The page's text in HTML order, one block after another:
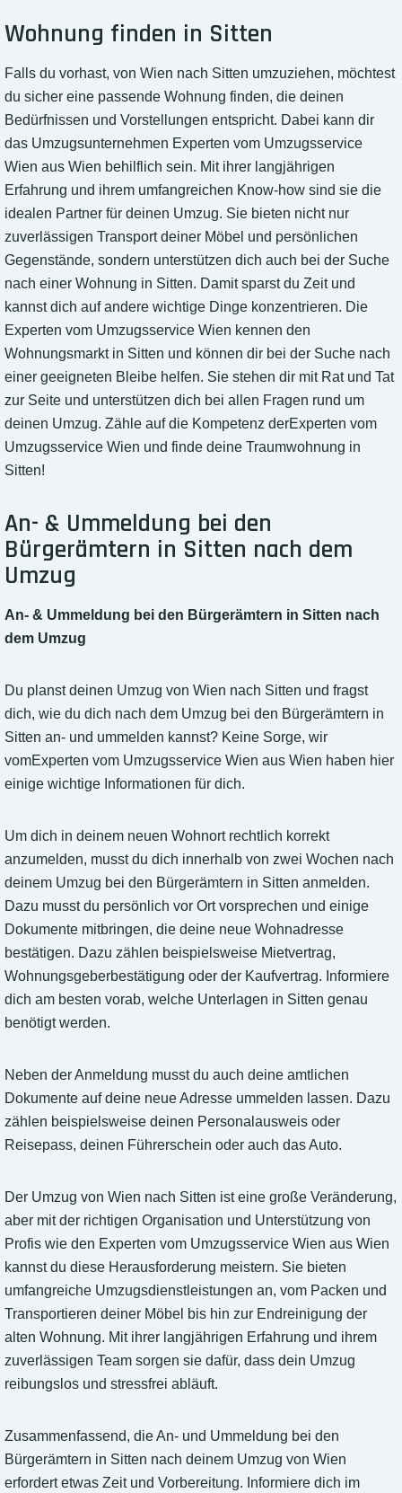
Wohnung finden in Sitten
Falls du vorhast, von Wien nach Sitten umzuziehen, möchtest
du sicher eine passende Wohnung finden, die deinen
Bedürfnissen und Vorstellungen entspricht. Dabei kann dir
das Umzugsunternehmen Experten vom Umzugsservice
Wien aus Wien behilflich sein. Mit ihrer langjährigen
Erfahrung und ihrem umfangreichen Know-how sind sie die
idealen Partner für deinen Umzug. Sie bieten nicht nur
zuverlässigen Transport deiner Möbel und persönlichen
Gegenstände, sondern unterstützen dich auch bei der Suche
nach einer Wohnung in Sitten. Damit sparst du Zeit und
kannst dich auf andere wichtige Dinge konzentrieren. Die
Experten vom Umzugsservice Wien kennen den
Wohnungsmarkt in Sitten und können dir bei der Suche nach
einer geeigneten Bleibe helfen. Sie stehen dir mit Rat und Tat
zur Seite und unterstützen dich bei allen Fragen rund um
deinen Umzug. Zähle auf die Kompetenz derExperten vom
Umzugsservice Wien und finde deine Traumwohnung in
Sitten!
An- & Ummeldung bei den
Bürgerämtern in Sitten nach dem
Umzug
An- & Ummeldung bei den Bürgerämtern in Sitten nach
dem Umzug
Du planst deinen Umzug von Wien nach Sitten und fragst
dich, wie du dich nach dem Umzug bei den Bürgerämtern in
Sitten an- und ummelden kannst? Keine Sorge, wir
vomExperten vom Umzugsservice Wien aus Wien haben hier
einige wichtige Informationen für dich.
Um dich in deinem neuen Wohnort rechtlich korrekt
anzumelden, musst du dich innerhalb von zwei Wochen nach
deinem Umzug bei den Bürgerämtern in Sitten anmelden.
Dazu musst du persönlich vor Ort vorsprechen und einige
Dokumente mitbringen, die deine neue Wohnadresse
bestätigen. Dazu zählen beispielsweise Mietvertrag,
Wohnungsgeberbestätigung oder der Kaufvertrag. Informiere
dich am besten vorab, welche Unterlagen in Sitten genau
benötigt werden.
Neben der Anmeldung musst du auch deine amtlichen
Dokumente auf deine neue Adresse ummelden lassen. Dazu
zählen beispielsweise deinen Personalausweis oder
Reisepass, deinen Führerschein oder auch das Auto.
Der Umzug von Wien nach Sitten ist eine große Veränderung,
aber mit der richtigen Organisation und Unterstützung von
Profis wie den Experten vom Umzugsservice Wien aus Wien
kannst du diese Herausforderung meistern. Sie bieten
umfangreiche Umzugsdienstleistungen an, vom Packen und
Transportieren deiner Möbel bis hin zur Endreinigung der
alten Wohnung. Mit ihrer langjährigen Erfahrung und ihrem
zuverlässigen Team sorgen sie dafür, dass dein Umzug
reibungslos und stressfrei abläuft.
Zusammenfassend, die An- und Ummeldung bei den
Bürgerämtern in Sitten nach deinem Umzug von Wien
erfordert etwas Zeit und Vorbereitung. Informiere dich im